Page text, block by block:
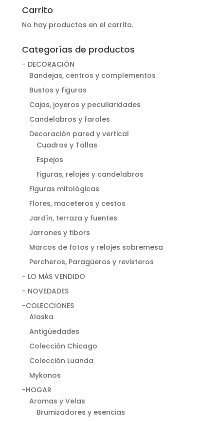
Carrito
No hay productos en el carrito.
Categorías de productos
- DECORACIÓN
Bandejas, centros y complementos
Bustos y figuras
Cajas, joyeros y peculiaridades
Candelabros y faroles
Decoración pared y vertical
Cuadros y Tallas
Espejos
Figuras, relojes y candelabros
Figuras mitológicas
Flores, maceteros y cestos
Jardín, terraza y fuentes
Jarrones y tibors
Marcos de fotos y relojes sobremesa
Percheros, Paragüeros y revisteros
- LO MÁS VENDIDO
- NOVEDADES
-COLECCIONES
Alaska
Antigüedades
Colección Chicago
Colección Luanda
Mykonos
-HOGAR
Aromas y Velas
Brumizadores y esencias